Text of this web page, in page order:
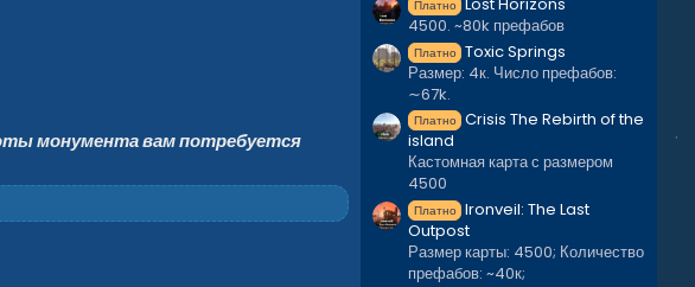
монумента вам потребуется
Платно
4500. ~80k префабов
Платно Toxic Springs
Размер: 4к. Число префабов:
∼67k.
Платно Crisis The Rebirth of the
island
Кастомная карта с размером
4500
Платно Ironveil: The Last
Outpost
Размер карты: 4500; Количество
префабов: ~40к;